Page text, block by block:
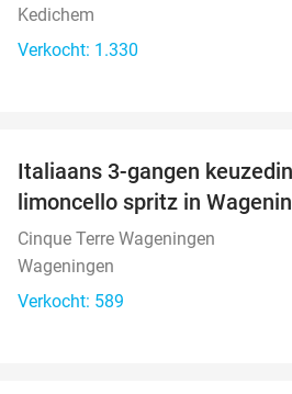
Kedichem
Verkocht: 1.330
Italiaans 3-gangen
limoncello spritz in
Cinque Terre Wageningen
Wageningen
Verkocht: 589